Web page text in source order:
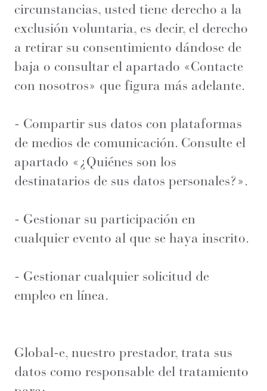
circunstancias, usted tiene derecho a la
exclusión voluntaria, es decir, el derecho
a retirar su consentimiento dándose de
baja o consultar el apartado «Contacte
con nosotros» que figura más adelante.
- Compartir sus datos con plataformas
de medios de comunicación. Consulte el
apartado «¿Quiénes son los
destinatarios de sus datos personales?».
- Gestionar su participación en
cualquier evento al que se haya inscrito.
- Gestionar cualquier solicitud de
empleo en línea.
Global-e, nuestro prestador, trata sus
datos como responsable del tratamiento